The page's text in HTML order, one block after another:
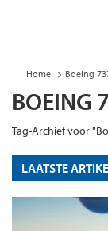
Home Boeing
BOEING
Tag-Archief voor
LAATSTE